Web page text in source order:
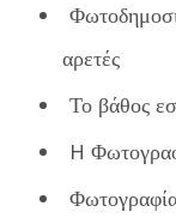
αρετές
Το βάθος
H